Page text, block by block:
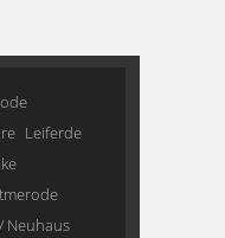
Leiferde
Neuhaus